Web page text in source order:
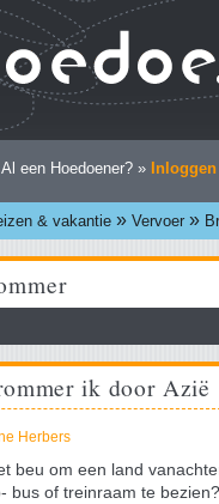
Al een Hoedoener? » Inloggen
& vakantie » Vervoer »
ik door Azië
Herbers
beu om een land
bus of treinraam te